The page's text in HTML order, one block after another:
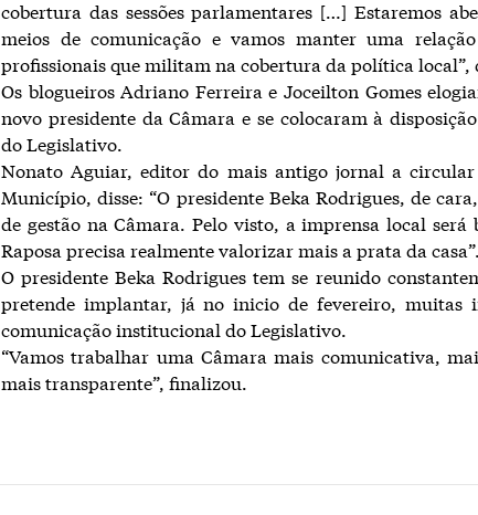
cobertura das sessões parlamentares […] Estaremos
meios de comunicação e vamos manter uma
profissionais que militam na cobertura da política local”,
Os blogueiros Adriano Ferreira e Joceilton Gomes
novo presidente da Câmara e se colocaram à
do Legislativo.
Nonato Aguiar, editor do mais antigo jornal a
Município, disse: “O presidente Beka Rodrigues, de
de gestão na Câmara. Pelo visto, a imprensa local
Raposa precisa realmente valorizar mais a prata da casa”.
O presidente Beka Rodrigues tem se reunido
pretende implantar, já no inicio de fevereiro, muitas
comunicação institucional do Legislativo.
“Vamos trabalhar uma Câmara mais comunicativa,
mais transparente”, finalizou.